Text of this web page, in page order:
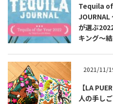
Tequila of
JOURNAL
が選ぶ
キング～
2021/11/
【LA
人の手し